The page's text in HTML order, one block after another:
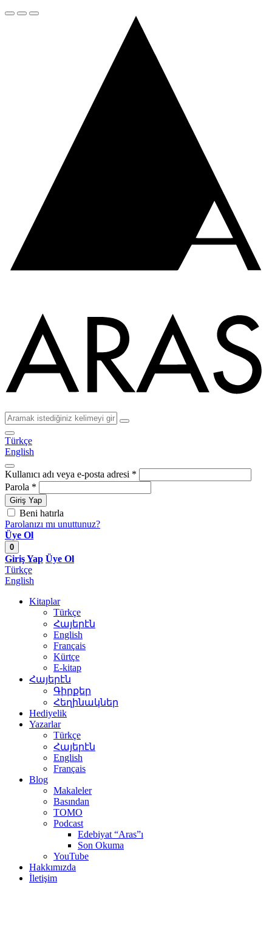
Türkçe
English
Kullanıcı adı veya e-posta adresi *
Parola *
Giriş Yap
Beni hatırla
Parolanızı mı unuttunuz?
Üye Ol
0
Giriş Yap Üye Ol
Türkçe
English
Kitaplar
Türkçe
Հայերէն
English
Français
Kürtçe
E-kitap
Հայերէն
Գիրքեր
Հեղինակներ
Hediyelik
Yazarlar
Türkçe
Հայերէն
English
Français
Blog
Makaleler
Basından
TOMO
Podcast
Edebiyat “Aras”ı
Son Okuma
YouTube
Hakkımızda
İletişim